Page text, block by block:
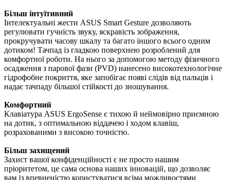
Більш інтуїтивний
Інтелектуальні жести ASUS Smart Gesture дозволяють
регулювати гучність звуку, яскравість зображення,
прокручувати часову шкалу та багато іншого всього одним
дотиком! Тачпад із гладкою поверхнею розроблений для
комфортної роботи. На нього за допомогою методу фізичного
осадження з парової фази (PVD) нанесено високотехнологічне
гідрофобне покриття, яке запобігає появі слідів від пальців і
надає тачпаду більшої стійкості до зношування.
Комфортний
Клавіатура ASUS ErgoSense є тихою й неймовірно приємною
на дотик, з оптимальною віддачею і ходом клавіш,
розрахованими з високою точністю.
Більш захищений
Захист вашої конфіденційності є не просто нашим
пріоритетом, це сама основа наших інновацій, що дозволяє
вам із впевненістю користуватися всіма можливостями